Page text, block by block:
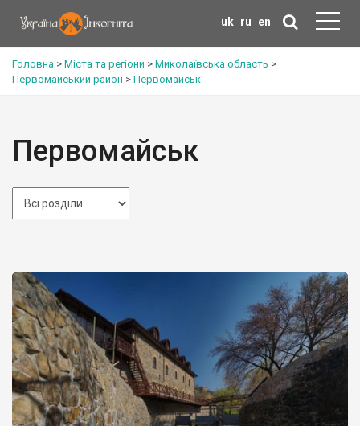
uk ru en
Головна > Міста та регіони > Миколаївська область >
Первомайський район > Первомайськ
Первомайськ